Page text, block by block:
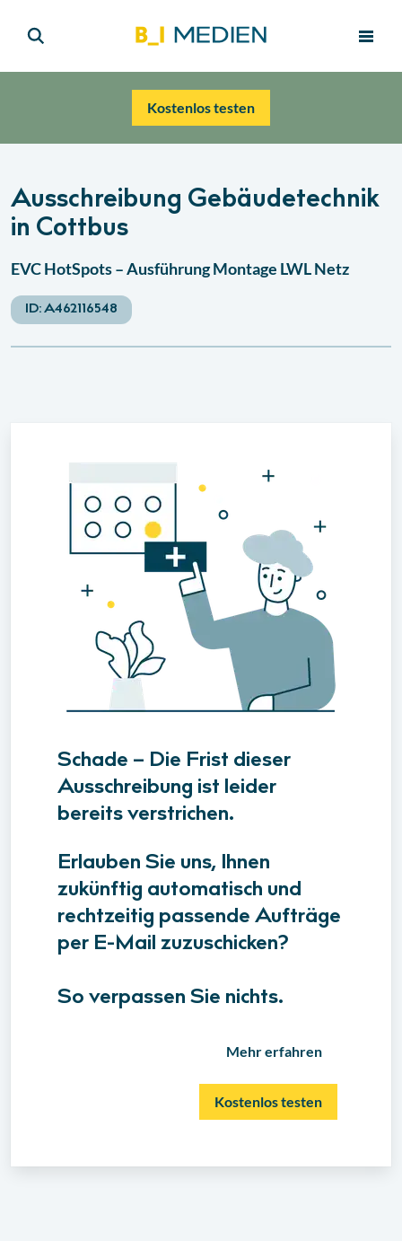
Kostenlos testen
Ausschreibung Gebäudetechnik
in Cottbus
EVC HotSpots – Ausführung Montage LWL Netz
ID:A462116548
Schade – Die Frist dieser
Ausschreibung ist leider
bereits verstrichen.
Erlauben Sie uns, Ihnen
zukünftig automatisch und
rechtzeitig passende Aufträge
per E-Mail zuzuschicken?
So verpassen Sie nichts.
Mehr erfahren
Kostenlos testen